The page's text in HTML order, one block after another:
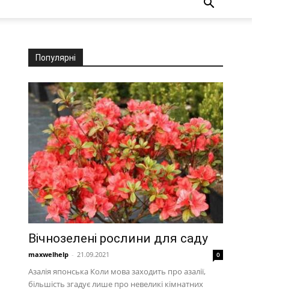
Популярні
Вічнозелені рослини для саду
maxwelhelp - 21.09.2021 0
Азалія японська Коли мова заходить про азалії,
більшість згадує лише про невеликі кімнатних